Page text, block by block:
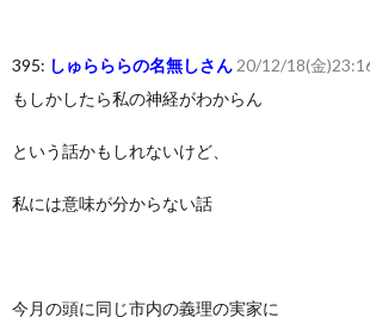
いきなり円高 (7/30)
人体の中身が左右非対称なのは繊毛が回転運動
395: しゅらららの名無しさん 20/12/18(金
もしかしたら私の神経がわからん
という話かもしれないけど、
私には意味が分からない話
今月の頭に同じ市内の義理の実家に